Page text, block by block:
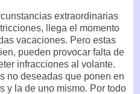
extraordinarias
llega el momento
vacaciones. Pero estas
pueden provocar falta de
infracciones al volante.
no deseadas que ponen en
y la de uno mismo. Por todo